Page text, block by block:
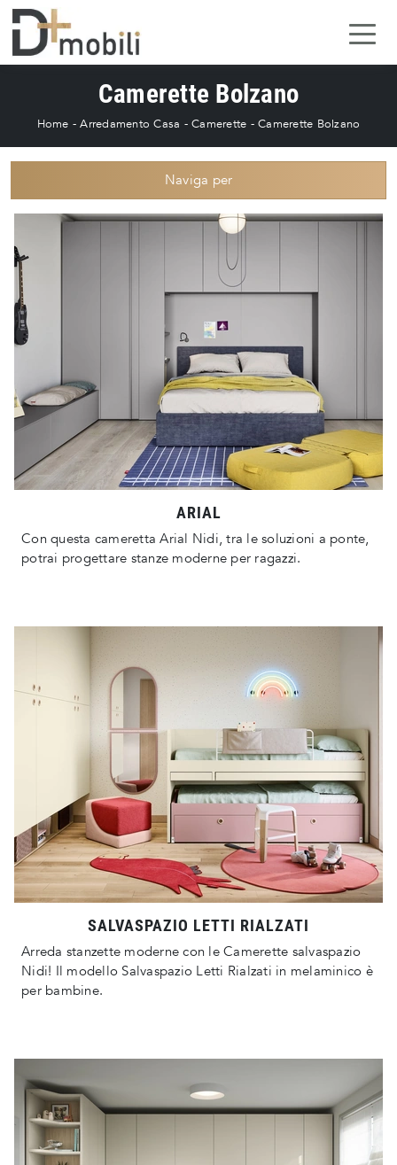
Camerette Bolzano
Home -Arredamento Casa -Camerette -Camerette Bolzano
Naviga per
ARIAL
Con questa cameretta Arial Nidi, tra le soluzioni a ponte,
potrai progettare stanze moderne per ragazzi.
SALVASPAZIO LETTI RIALZATI
Arreda stanzette moderne con le Camerette salvaspazio
Nidi! Il modello Salvaspazio Letti Rialzati in melaminico è
per bambine.